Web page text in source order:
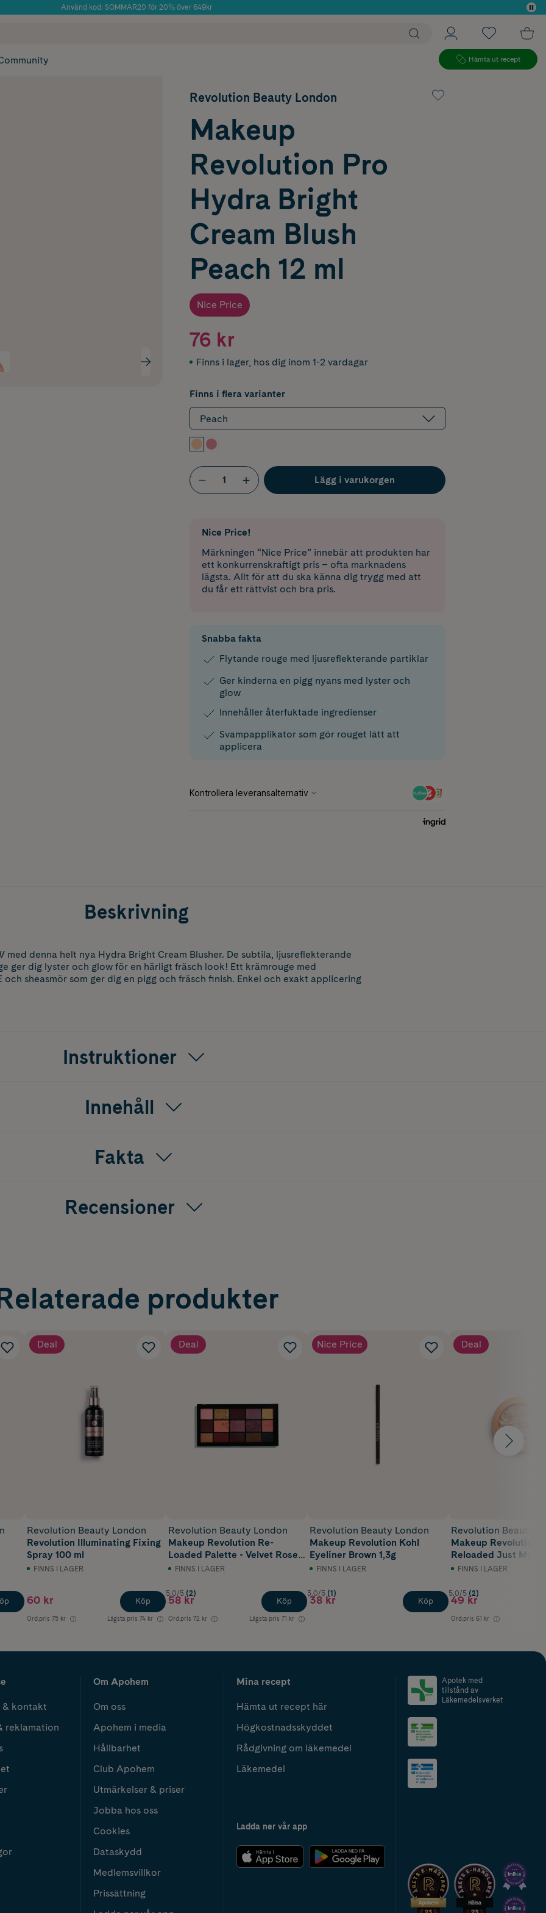
Använd kod: SOMMAR20 för 20% över 649kr
Hämta ut recept
Revolution Beauty London
Makeup
Revolution Pro
Hydra Bright
Cream Blush
Peach 12 ml
Nice Price
76 kr
Finns i lager, hos dig inom 1-2 vardagar
Finns i flera varianter
Peach
Lägg i varukorgen
Nice Price!
Märkningen “Nice Price” innebär att produkten har
ett konkurrenskraftigt pris – ofta marknadens
lägsta. Allt för att du ska känna dig trygg med att
du får ett rättvist och bra pris.
Snabba fakta
Flytande rouge med ljusreflekterande partiklar
Ger kinderna en pigg nyans med lyster och
glow
Innehåller återfuktade ingredienser
Svampapplikator som gör rouget lätt att
applicera
Beskrivning
med denna helt nya Hydra Bright Cream Blusher. De subtila, ljusreflekterande
ger dig lyster och glow för en härligt fräsch look! Ett krämrouge med
och sheasmör som ger dig en pigg och fräsch finish. Enkel och exakt applicering
Instruktioner
Innehåll
Fakta
Recensioner
produkter
Deal
Revolution Beauty London
Revolution Illuminating Fixing
Spray 100 ml
FINNS I LAGER
60 kr
Ord.pris 75 kr Lägsta pris 74 kr
Köp
Deal
Revolution Beauty London
Makeup Revolution Re-
Loaded Palette - Velvet Rose
16,5 g
FINNS I LAGER
5.0/5 (2)
58 kr
Ord.pris 72 kr Lägsta pris 71 kr
Köp
Nice Price
Revolution Beauty London
Makeup Revolution Kohl
Eyeliner Brown 1,3g
FINNS I LAGER
3.0/5 (1)
38 kr Köp
Deal
Revolution Beauty
Makeup Revolution
Reloaded Just My
FINNS I LAGER
5.0/5 (2)
49 kr
Ord.pris 61 kr
& kontakt
reklamation
Om Apohem
Om oss
Apohem i media
Hållbarhet
Club Apohem
Utmärkelser & priser
Jobba hos oss
Cookies
Dataskydd
Medlemsvillkor
Prissättning
Mina recept
Hämta ut recept här
Högkostnadsskyddet
Rådgivning om läkemedel
Läkemedel
Ladda ner vår app
Apotek med
tillstånd av
Läkemedelsverket